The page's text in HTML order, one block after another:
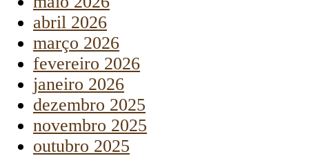
abril 2026
março 2026
fevereiro 2026
janeiro 2026
dezembro 2025
novembro 2025
outubro 2025